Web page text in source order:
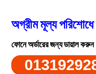
অগ্রীম মূল্য
ফোনে অর্ডারের জন্য ডায়াল করুন